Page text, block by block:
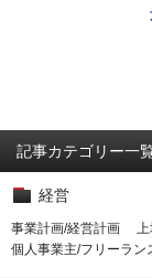
記事カテゴリー一
経営
事業計画/経営計画
個人事業主/フリーラン